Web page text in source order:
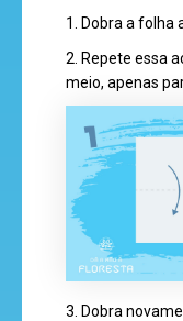
1. Dobra a folha
2. Repete essa
meio, apenas
3. Dobra